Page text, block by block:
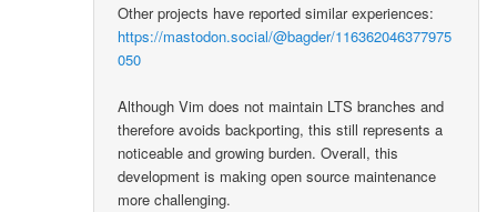
Other projects have reported similar experiences:
https://mastodon.social/@bagder/116362046377975
050
Although Vim does not maintain LTS branches and
therefore avoids backporting, this still represents a
noticeable and growing burden. Overall, this
development is making open source maintenance
more challenging.